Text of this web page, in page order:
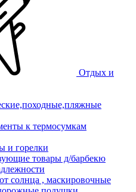
Отдых и
к термосумкам
и горелки
товары д/барбекю
солнца , маскировочные